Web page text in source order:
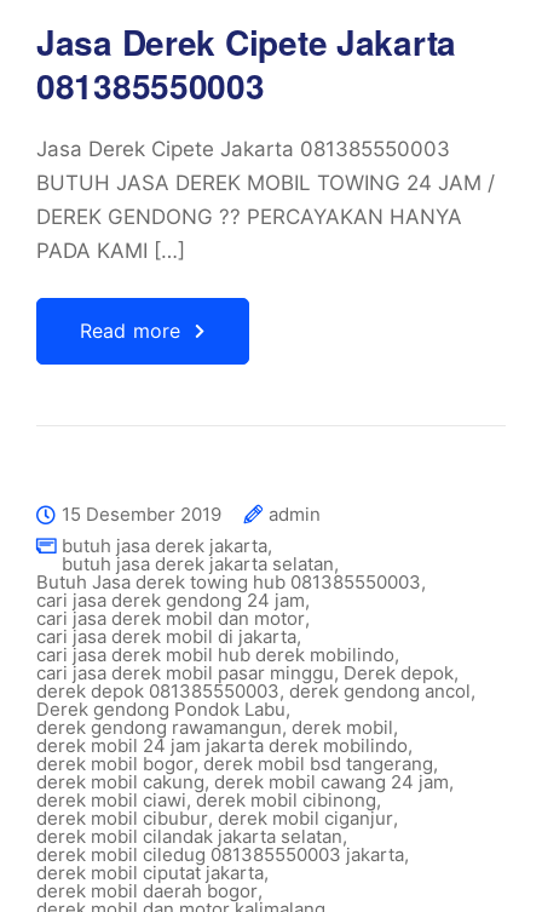
Jasa Derek Cipete Jakarta
081385550003
Jasa Derek Cipete Jakarta 081385550003
BUTUH JASA DEREK MOBIL TOWING 24 JAM /
DEREK GENDONG ?? PERCAYAKAN HANYA
PADA KAMI […]
Read more
15 Desember 2019
admin
butuh jasa derek jakarta,
butuh jasa derek jakarta selatan,
Butuh Jasa derek towing hub 081385550003,
cari jasa derek gendong 24 jam,
cari jasa derek mobil dan motor,
cari jasa derek mobil di jakarta,
cari jasa derek mobil hub derek mobilindo,
cari jasa derek mobil pasar minggu, Derek depok,
derek depok 081385550003, derek gendong ancol,
Derek gendong Pondok Labu,
derek gendong rawamangun,derek mobil,
derek mobil 24 jam jakarta derek mobilindo,
derek mobil bogor, derek mobil bsd tangerang,
derek mobil cakung, derek mobil cawang 24 jam,
derek mobil ciawi, derek mobil cibinong,
derek mobil cibubur, derek mobil ciganjur,
derek mobil cilandak jakarta selatan,
derek mobil ciledug 081385550003 jakarta,
derek mobil ciputat jakarta,
derek mobil daerah bogor,